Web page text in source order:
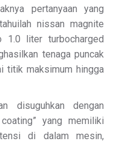
pertanyaan yang
nissan magnite
1.0 liter turbocharged
tenaga puncak
titik maksimum hingga
disuguhkan dengan
yang memiliki
di dalam mesin,